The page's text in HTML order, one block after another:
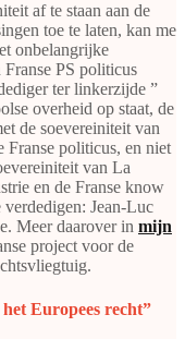
af te staan aan de
toe te laten, kan me
onbelangrijke
PS politicus
ter linkerzijde ”
overheid op staat, de
de soevereiniteit van
Franse politicus, en niet
van La
en de Franse know
Jean-Luc
Meer daarover in mijn
project voor de
Europees recht”